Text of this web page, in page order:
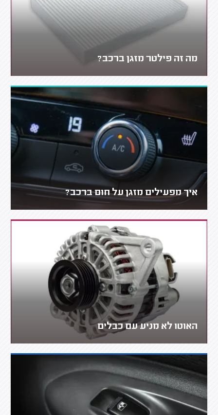
מה זה פילטר מזגן ברכב?
איך מפעילים מזגן על חום ברכב?
האוטו לא מניע עם כבלים